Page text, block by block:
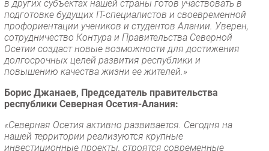
в других субъектах нашей страны готов участвовать в
подготовке будущих IT-специалистов и своевременной
профориентации учеников и студентов Алании. Уверен,
сотрудничество Контура и Правительства Северной
Осетии создаст новые возможности для достижения
долгосрочных целей развития республики и
повышению качества жизни ее жителей.»
Борис Джанаев, Председатель правительства
республики Северная Осетия-Алания:
«Северная Осетия активно развивается. Сегодня на
нашей территории реализуются крупные
инвестиционные проекты, строятся современные